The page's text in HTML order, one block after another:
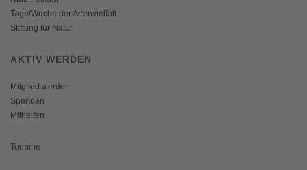
Tage/Woche der Artenvielfalt
Stiftung für Natur
AKTIV WERDEN
Mitglied werden
Spenden
Mithelfen
Termine